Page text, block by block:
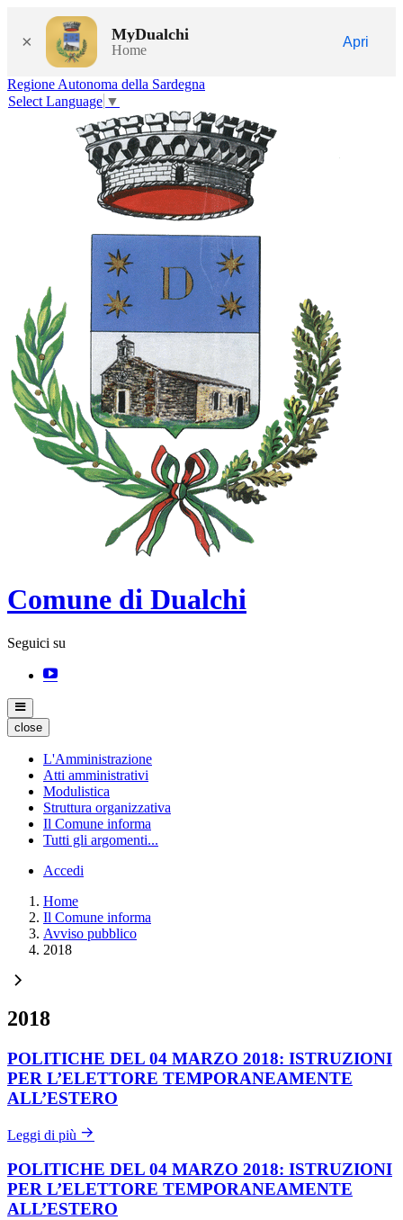
× MyDualchi
Home
Apri
Regione Autonoma della Sardegna
Select Language ▼
Comune di Dualchi
Seguici su
close
L'Amministrazione
Atti amministrativi
Modulistica
Struttura organizzativa
Il Comune informa
Tutti gli argomenti...
Accedi
Home
Il Comune informa
Avviso pubblico
2018
2018
POLITICHE DEL 04 MARZO 2018: ISTRUZIONI
PER L’ELETTORE TEMPORANEAMENTE
ALL’ESTERO
Leggi di più
POLITICHE DEL 04 MARZO 2018: ISTRUZIONI
PER L’ELETTORE TEMPORANEAMENTE
ALL’ESTERO